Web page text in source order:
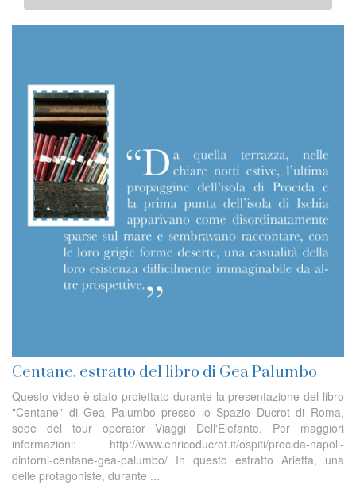
Centane, estratto del libro di Gea Palumbo
Questo video è stato proiettato durante la presentazione del libro
"Centane" di Gea Palumbo presso lo Spazio Ducrot di Roma,
sede del tour operator Viaggi Dell'Elefante. Per maggiori
informazioni: http://www.enricoducrot.it/ospiti/procida-napoli-
dintorni-centane-gea-palumbo/ In questo estratto Arietta, una
delle protagoniste, durante ...